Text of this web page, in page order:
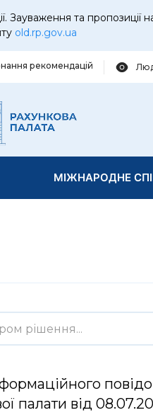
та пропозиції
old.rp.gov.ua
рекомендацій
МІЖНАРОДНЕ
палати від